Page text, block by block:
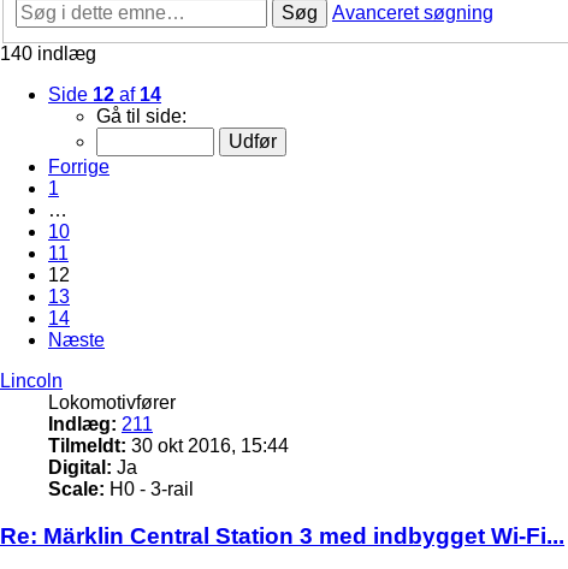
Søg
Avanceret søgning
140 indlæg
Side 12 af 14
Gå til side:
Forrige
1
…
10
11
12
13
14
Næste
Lincoln
Lokomotivfører
Indlæg: 211
Tilmeldt: 30 okt 2016, 15:44
Digital: Ja
Scale: H0 - 3-rail
Re: Märklin Central Station 3 med indbygget Wi-Fi...